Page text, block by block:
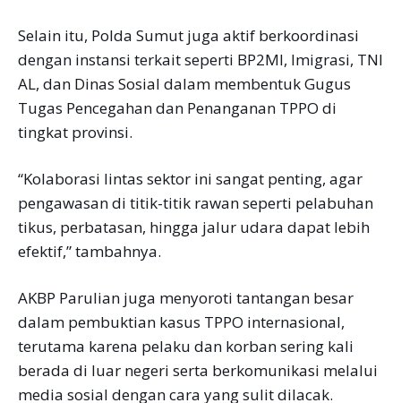
Selain itu, Polda Sumut juga aktif berkoordinasi
dengan instansi terkait seperti BP2MI, Imigrasi, TNI
AL, dan Dinas Sosial dalam membentuk Gugus
Tugas Pencegahan dan Penanganan TPPO di
tingkat provinsi.
“Kolaborasi lintas sektor ini sangat penting, agar
pengawasan di titik-titik rawan seperti pelabuhan
tikus, perbatasan, hingga jalur udara dapat lebih
efektif,” tambahnya.
AKBP Parulian juga menyoroti tantangan besar
dalam pembuktian kasus TPPO internasional,
terutama karena pelaku dan korban sering kali
berada di luar negeri serta berkomunikasi melalui
media sosial dengan cara yang sulit dilacak.